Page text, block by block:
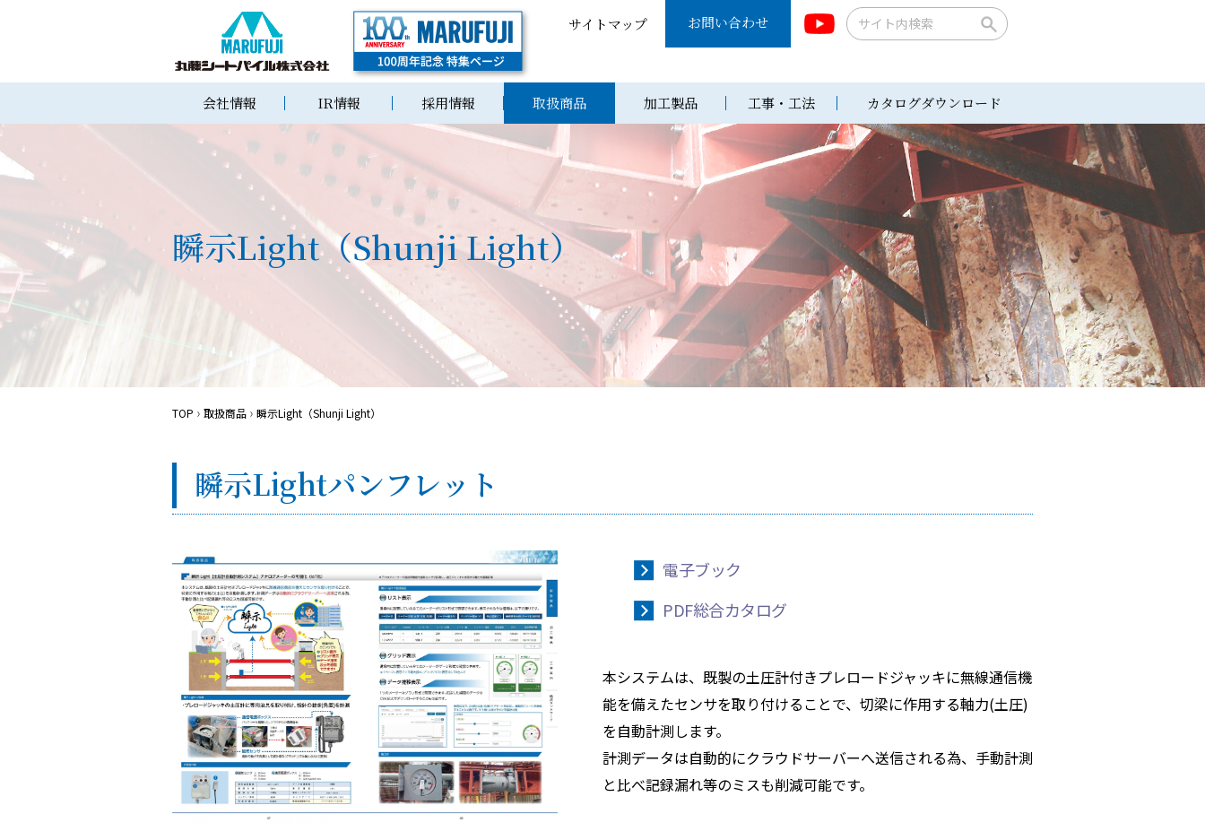
サイトマップ お問い合わせ
会社情報 IR情報 採用情報 取扱商品 加工製品 工事・工法 カタログダウンロード
瞬示Light（Shunji Light）
TOP 取扱商品 瞬示Light（Shunji Light）
瞬示Lightパンフレット
電子ブック
PDF総合カタログ
本システムは、既製の土圧計付きプレロードジャッキに無線通信機
能を備えたセンサを取り付けることで、切梁に作用する軸力(土圧)
を自動計測します。
計測データは自動的にクラウドサーバーへ送信される為、手動計測
と比べ記録漏れ等のミスも削減可能です。